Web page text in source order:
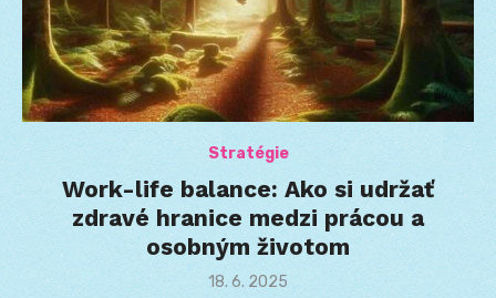
Stratégie
Work-life balance: Ako si udržať
zdravé hranice medzi prácou a
osobným životom
Posted
18. 6. 2025